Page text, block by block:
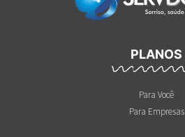
PLANOS
Para Você
Para Empresas